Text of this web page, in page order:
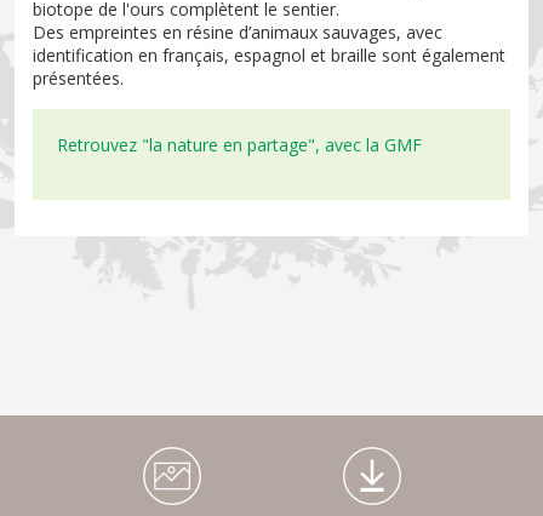
biotope de l'ours complètent le sentier.
Des empreintes en résine d’animaux sauvages, avec
identification en français, espagnol et braille sont également
présentées.
Retrouvez "la nature en partage", avec la GMF
Médiathèque Footer